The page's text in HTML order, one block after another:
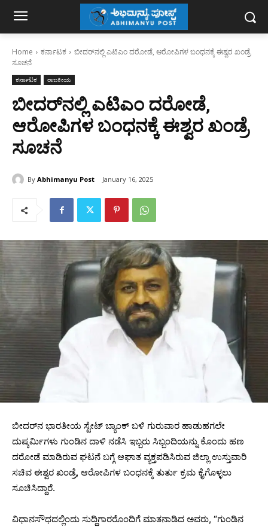
Home ಕರ್ನಾಟಕ
ಬೀದರ್‌ನಲ್ಲಿ ಎಟಿಎಂ ದರೋಡೆ, ಆರೋಪಿಗಳ ಬಂಧನಕ್ಕೆ ಈಶ್ವರ ಖಂಡ್ರೆ
ಸೂಚನೆ
ಕರ್ನಾಟಕ ರಾಜಕೀಯ
ಬೀದರ್‌ನಲ್ಲಿ ಎಟಿಎಂ ದರೋಡೆ,
ಆರೋಪಿಗಳ ಬಂಧನಕ್ಕೆ ಈಶ್ವರ ಖಂಡ್ರೆ
ಸೂಚನೆ
By Abhimanyu Post January 16, 2025
ಬೀದರ್‌ನ ಭಾರತೀಯ ಸ್ಟೇಟ್ ಬ್ಯಾಂಕ್ ಬಳಿ ಗುರುವಾರ ಹಾಡುಹಗಲೇ
ದುಷ್ಕರ್ಮಿಗಳು ಗುಂಡಿನ ದಾಳಿ ನಡೆಸಿ ಇಬ್ಬರು ಸಿಬ್ಬಂದಿಯನ್ನು ಕೊಂದು ಹಣ
ದರೋಡೆ ಮಾಡಿರುವ ಘಟನೆ ಬಗ್ಗೆ ಆಘಾತ ವ್ಯಕ್ತಪಡಿಸಿರುವ ಜಿಲ್ಲಾ ಉಸ್ತುವಾರಿ
ಸಚಿವ ಈಶ್ವರ ಖಂಡ್ರೆ, ಆರೋಪಿಗಳ ಬಂಧನಕ್ಕೆ ತುರ್ತು ಕ್ರಮ ಕೈಗೊಳ್ಳಲು
ಸೂಚಿಸಿದ್ದಾರೆ.
ವಿಧಾನಸೌಧದಲ್ಲಿಂದು ಸುದ್ದಿಗಾರರೊಂದಿಗೆ ಮಾತನಾಡಿದ ಅವರು, “ಗುಂಡಿನ